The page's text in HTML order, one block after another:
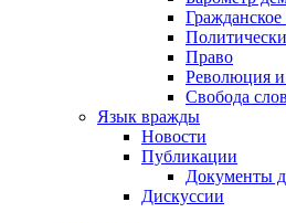
Право
Революция
Свобода
Язык вражды
Новости
Публикации
Документы
Дискуссии